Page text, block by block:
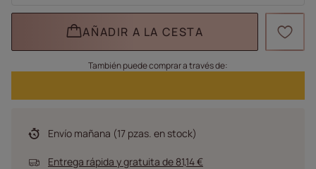
AÑADIR A LA CESTA
También puede comprar a través de:
Envío mañana (17 pzas. en stock)
Entrega rápida y gratuita de 81,14 €